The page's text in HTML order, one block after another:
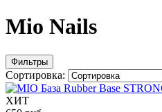
Mio Nails
Фильтры
Сортировка:
ХИТ